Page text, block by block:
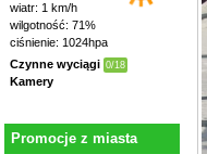
wiatr: 1 km/h
wilgotność: 71%
ciśnienie: 1024hpa
Czynne wyciągi 0/18
Kamery
Promocje z miasta